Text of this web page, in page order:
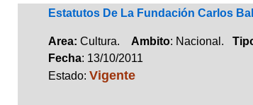
Estatutos De La Fundación Carlos
Area: Cultura. Ambito: Nacional.
Fecha: 13/10/2011
Estado: Vigente